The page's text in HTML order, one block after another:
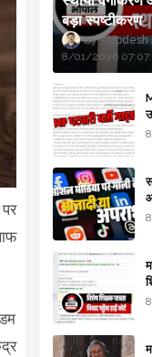
बड़ा स्पष्टीकरण
Updesh
8/01/2026